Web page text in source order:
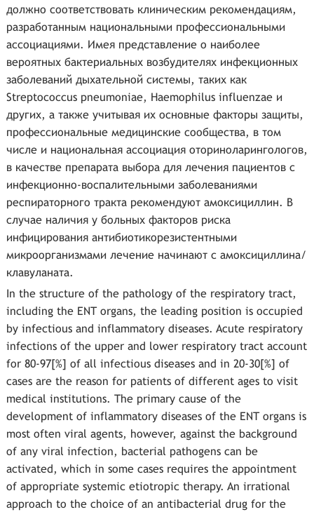
должно соответствовать клиническим рекомендациям,
разработанным национальными профессиональными
ассоциациями. Имея представление о наиболее
вероятных бактериальных возбудителях инфекционных
заболеваний дыхательной системы, таких как
Streptococcus pneumoniae, Haemophilus influenzae и
других, а также учитывая их основные факторы защиты,
профессиональные медицинские сообщества, в том
числе и национальная ассоциация оториноларингологов,
в качестве препарата выбора для лечения пациентов с
инфекционно-воспалительными заболеваниями
респираторного тракта рекомендуют амоксициллин. В
случае наличия у больных факторов риска
инфицирования антибиотикорезистентными
микроорганизмами лечение начинают с амоксициллина/
клавуланата.
In the structure of the pathology of the respiratory tract,
including the ENT organs, the leading position is occupied
by infectious and inflammatory diseases. Acute respiratory
infections of the upper and lower respiratory tract account
for 80-97[%] of all infectious diseases and in 20-30[%] of
cases are the reason for patients of different ages to visit
medical institutions. The primary cause of the
development of inflammatory diseases of the ENT organs is
most often viral agents, however, against the background
of any viral infection, bacterial pathogens can be
activated, which in some cases requires the appointment
of appropriate systemic etiotropic therapy. An irrational
approach to the choice of an antibacterial drug for the